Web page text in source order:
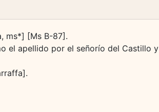
ms*] [Ms B-87].
el apellido por el señorío del Castillo y